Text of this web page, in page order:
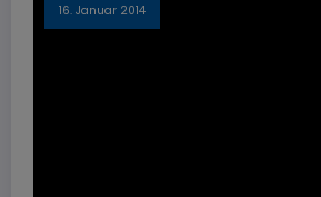
16. Januar 2014